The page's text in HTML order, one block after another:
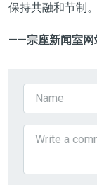
保持共融和节制 。
——宗座新闻室网